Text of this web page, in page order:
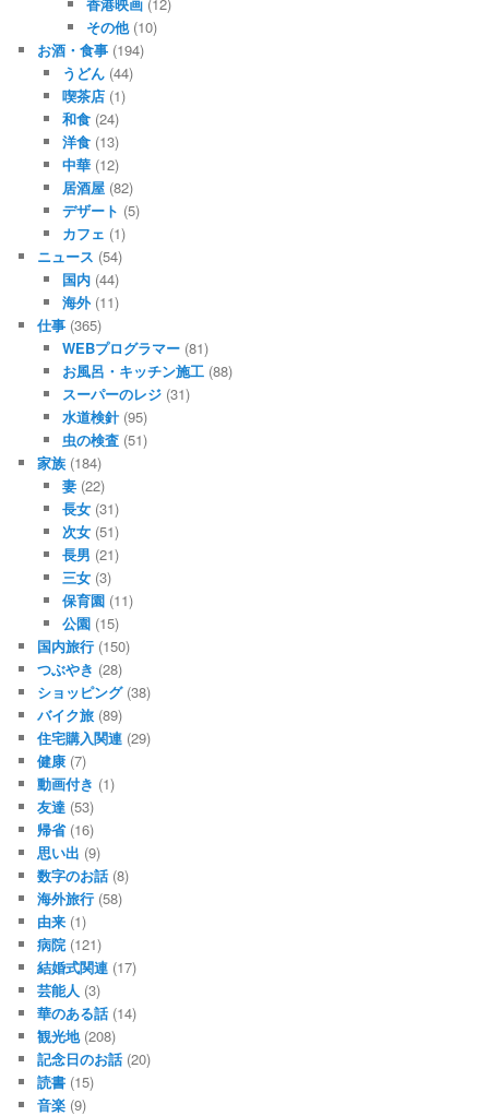
その他(10)
お酒・食事 (194)
うどん(44)
喫茶店(1)
和食(24)
洋食(13)
中華(12)
居酒屋(82)
デザート (5)
カフェ (1)
ニュース (54)
国内(44)
海外(11)
仕事 (365)
WEBプログラマー(81)
お風呂・キッチン施工(88)
スーパーのレジ(31)
水道検針(95)
虫の検査(51)
家族 (184)
妻(22)
長女(31)
次女(51)
長男 (21)
三女(3)
保育園(11)
公園(15)
国内旅行 (150)
つぶやき (28)
ショッピング(38)
バイク旅 (89)
住宅購入関連 (29)
健康 (7)
動画付き (1)
友達 (53)
帰省(16)
思い出 (9)
数字のお話 (8)
海外旅行 (58)
由来 (1)
病院 (121)
結婚式関連 (17)
芸能人 (3)
華のある話 (14)
観光地(208)
記念日のお話 (20)
読書 (15)
音楽 (9)